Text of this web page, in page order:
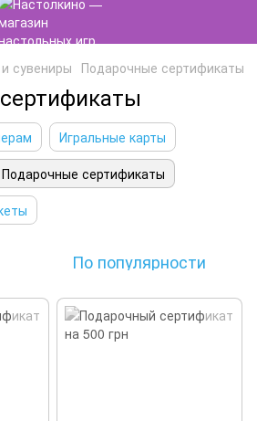
сувениры Подарочные сертификаты
Игральные карты
Подарочные сертификаты
По популярности